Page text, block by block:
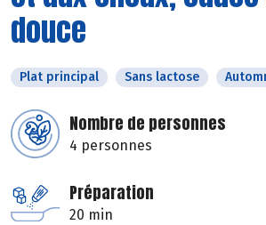
douce
Plat principal Sans lactose
Nombre de personnes
4 personnes
Préparation
20 min